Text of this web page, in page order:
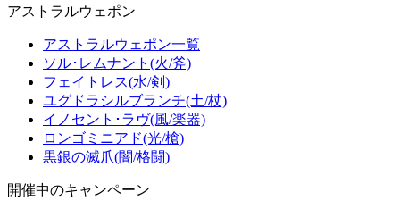
アストラルウェポン
アストラルウェポン一覧
ソル･レムナント(火/斧)
フェイトレス(水/剣)
ユグドラシルブランチ(土/杖)
イノセント･ラヴ(風/楽器)
ロンゴミニアド(光/槍)
黒銀の滅爪(闇/格闘)
開催中のキャンペーン